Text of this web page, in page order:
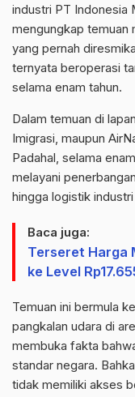
industri PT Indonesia
mengungkap temuan
yang pernah
ternyata beroperasi
selama enam tahun.
Dalam temuan di
Imigrasi, maupun
Padahal, selama
melayani
hingga logistik
Baca juga:
Terseret Harga
ke Level
Temuan ini bermula
pangkalan udara di
membuka fakta
standar negara.
tidak memiliki akses